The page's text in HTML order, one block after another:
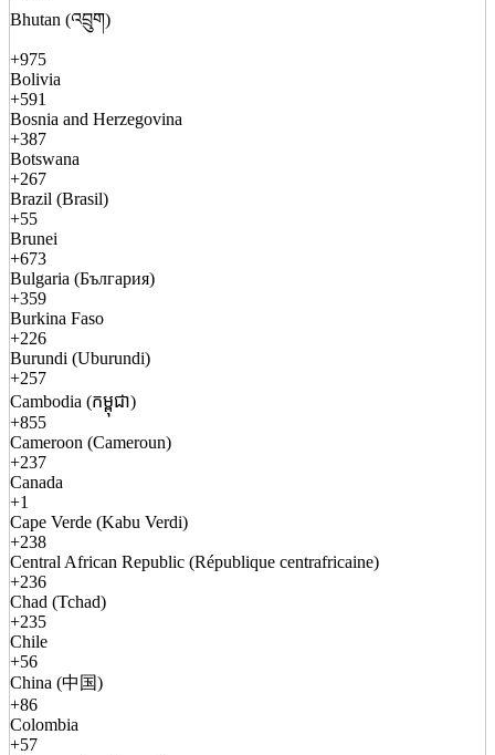
Bhutan (འབྲུག)
+975
Bolivia
+591
Bosnia and Herzegovina
+387
Botswana
+267
Brazil (Brasil)
+55
Brunei
+673
Bulgaria (България)
+359
Burkina Faso
+226
Burundi (Uburundi)
+257
Cambodia (កម្ពុជា)
+855
Cameroon (Cameroun)
+237
Canada
+1
Cape Verde (Kabu Verdi)
+238
Central African Republic (République centrafricaine)
+236
Chad (Tchad)
+235
Chile
+56
China (中国)
+86
Colombia
+57